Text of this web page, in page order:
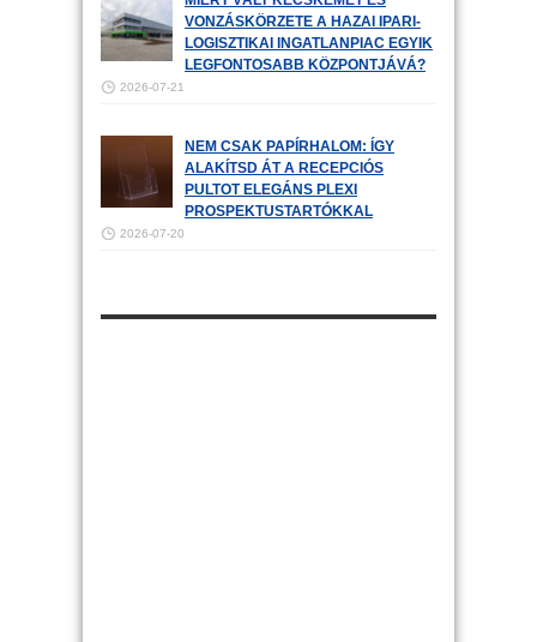
VONZÁSKÖRZETE A HAZAI IPARI-
LOGISZTIKAI INGATLANPIAC EGYIK
LEGFONTOSABB KÖZPONTJÁVÁ?
2026-07-21
NEM CSAK PAPÍRHALOM: ÍGY
ALAKÍTSD ÁT A RECEPCIÓS
PULTOT ELEGÁNS PLEXI
PROSPEKTUSTARTÓKKAL
2026-07-20